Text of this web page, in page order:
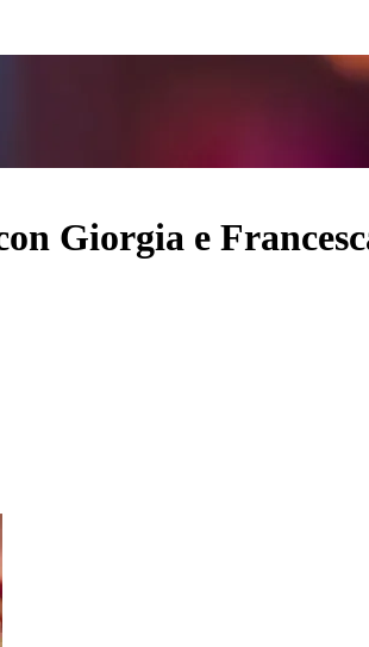
Giorgia e